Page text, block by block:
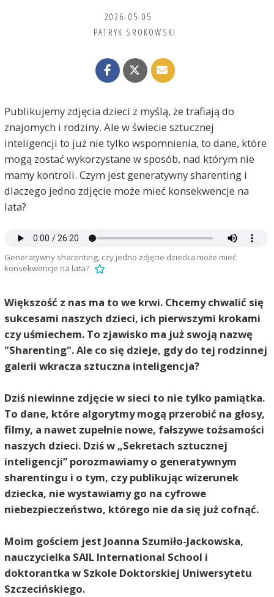
2026-05-05
PATRYK SROKOWSKI
Publikujemy zdjęcia dzieci z myślą, że trafiają do
znajomych i rodziny. Ale w świecie sztucznej
inteligencji to już nie tylko wspomnienia, to dane, które
mogą zostać wykorzystane w sposób, nad którym nie
mamy kontroli. Czym jest generatywny sharenting i
dlaczego jedno zdjęcie może mieć konsekwencje na
lata?
Generatywny sharenting, czy jedno zdjęcie dziecka może mieć
konsekwencje na lata?
Większość z nas ma to we krwi. Chcemy chwalić się
sukcesami naszych dzieci, ich pierwszymi krokami
czy uśmiechem. To zjawisko ma już swoją nazwę
"Sharenting". Ale co się dzieje, gdy do tej rodzinnej
galerii wkracza sztuczna inteligencja?
Dziś niewinne zdjęcie w sieci to nie tylko pamiątka.
To dane, które algorytmy mogą przerobić na głosy,
filmy, a nawet zupełnie nowe, fałszywe tożsamości
naszych dzieci. Dziś w „Sekretach sztucznej
inteligencji” porozmawiamy o generatywnym
sharentingu i o tym, czy publikując wizerunek
dziecka, nie wystawiamy go na cyfrowe
niebezpieczeństwo, którego nie da się już cofnąć.
Moim gościem jest Joanna Szumiło-Jackowska,
nauczycielka SAIL International School i
doktorantka w Szkole Doktorskiej Uniwersytetu
Szczecińskiego.